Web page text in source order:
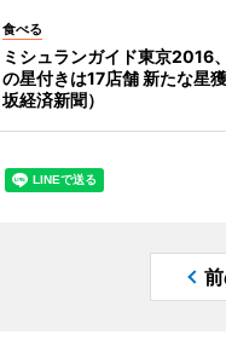
食べる
ミシュランガイド東京2016
の星付きは17店舗 新たな星
坂経済新聞）